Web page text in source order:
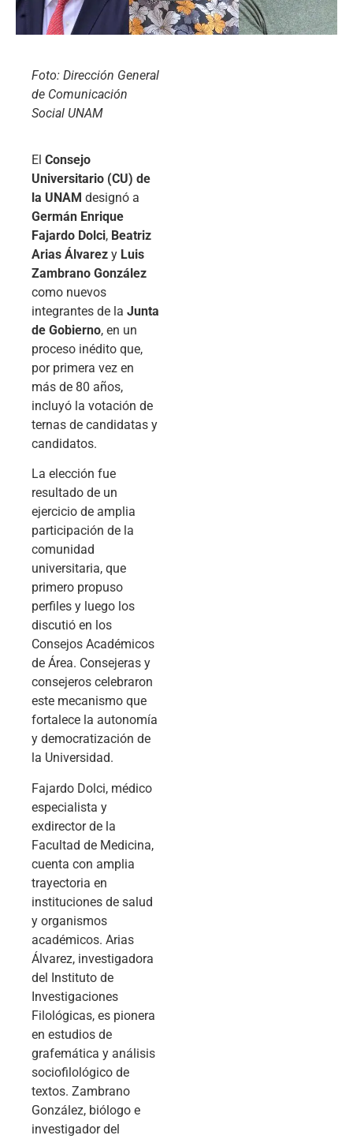
Foto: Dirección General
de Comunicación
Social UNAM
El Consejo
Universitario (CU) de
la UNAM designó a
Germán Enrique
Fajardo Dolci, Beatriz
Arias Álvarez y Luis
Zambrano González
como nuevos
integrantes de la Junta
de Gobierno, en un
proceso inédito que,
por primera vez en
más de 80 años,
incluyó la votación de
ternas de candidatas y
candidatos.
La elección fue
resultado de un
ejercicio de amplia
participación de la
comunidad
universitaria, que
primero propuso
perfiles y luego los
discutió en los
Consejos Académicos
de Área. Consejeras y
consejeros celebraron
este mecanismo que
fortalece la autonomía
y democratización de
la Universidad.
Fajardo Dolci, médico
especialista y
exdirector de la
Facultad de Medicina,
cuenta con amplia
trayectoria en
instituciones de salud
y organismos
académicos. Arias
Álvarez, investigadora
del Instituto de
Investigaciones
Filológicas, es pionera
en estudios de
grafemática y análisis
sociofilológico de
textos. Zambrano
González, biólogo e
investigador del